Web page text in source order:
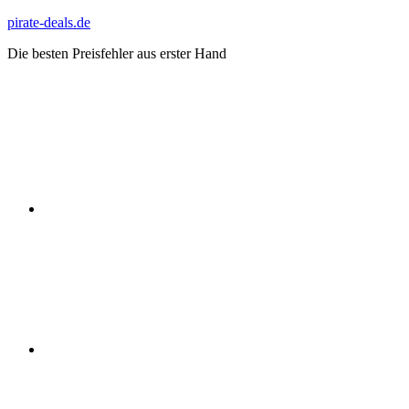
Zum
springen
pirate-deals.de
Die besten Preisfehler aus erster Hand